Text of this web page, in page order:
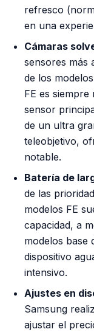
refresco
en una
Cámaras
sensores más
de los
FE es
sensor
de un ultra
teleobjetivo,
notable.
Batería de
de las
modelos FE
capacidad, a
modelos base
dispositivo
intensivo.
Ajustes en
Samsung
ajustar el